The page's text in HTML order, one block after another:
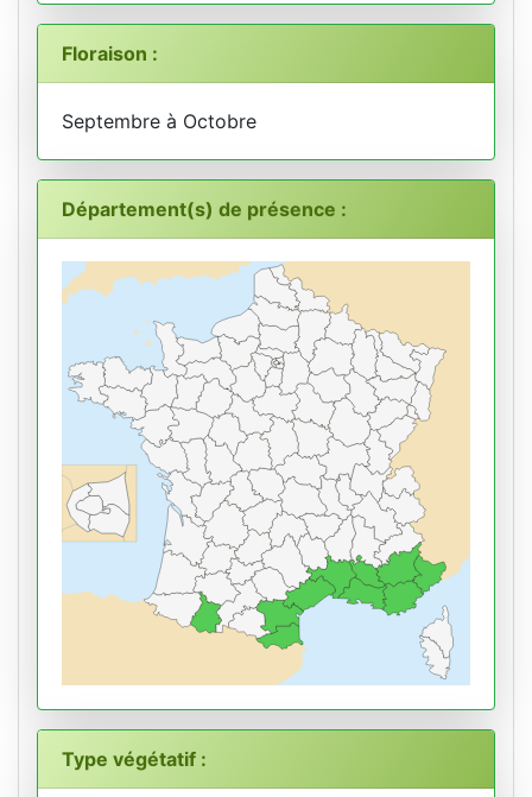
Floraison :
Septembre à Octobre
Département(s) de présence :
Type végétatif :